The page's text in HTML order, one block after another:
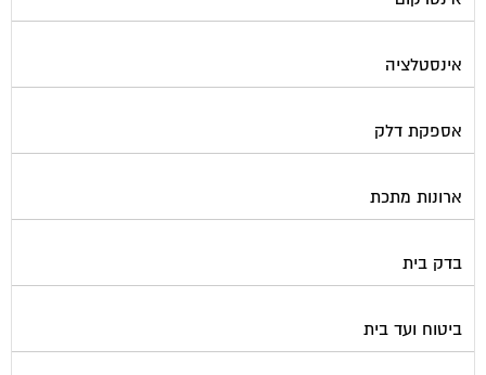
גגות סולאריים לייצור חשמל
גז
גינון ועיצוב גינות
גנרטורים
דלתות כניסה לבניין
דפיברילטור